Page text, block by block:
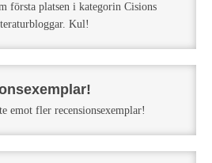
första platsen i kategorin Cisions
Kul!
emot fler recensionsexemplar!